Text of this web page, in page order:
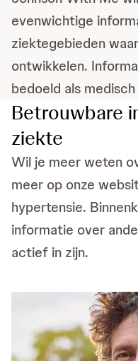
evenwichtige
ziektegebieden
ontwikkelen.
bedoeld als
Betrouwbare
ziekte
Wil je meer weten
meer op onze
hypertensie.
informatie over
actief in zijn.